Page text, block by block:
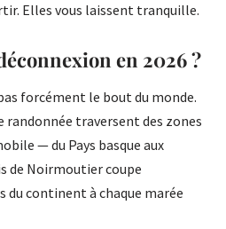
Elles vous laissent tranquille.
en 2026 ?
forcément le bout du monde.
randonnée traversent des zones
— du Pays basque aux
de Noirmoutier coupe
continent à chaque marée